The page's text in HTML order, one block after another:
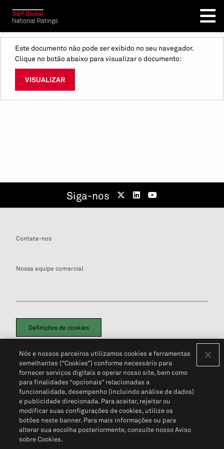
Este documento não pode ser exibido no seu navegador.
Clique no botão abaixo para visualizar o documento:
VISUALIZAR
Siga-nos
Contate-nos
Nossa equipe comercial
Definições de cookies
Política de PrivacidadePortal de privacidade do cliente (em inglês)
Não Venda Minhas Informações Pessoais© 2026 S&P Global
Nós e nossos parceiros utilizamos cookies e ferramentas
semelhantes (“Cookies”) conforme necessário para
fornecer serviços digitais e operar nosso site, bem como
para finalidades “opcionais” relacionadas a
funcionalidade, desempenho (incluindo análise de dados)
e publicidade direcionada. Para aceitar, rejeitar ou
modificar suas configurações de cookies, utilize os
botões neste banner. Para mais informações ou para
alterar sua escolha posteriormente, consulte nosso Aviso
sobre Cookies.